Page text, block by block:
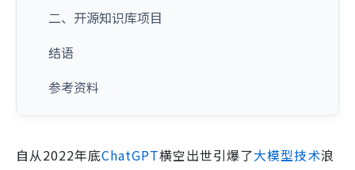
二、开源知识库项目
结语
参考资料
自从2022年底ChatGPT横空出世引爆了大模型技术浪